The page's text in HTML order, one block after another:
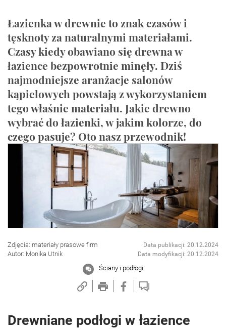
Łazienka w drewnie to znak czasów i
tęsknoty za naturalnymi materiałami.
Czasy kiedy obawiano się drewna w
łazience bezpowrotnie minęły. Dziś
najmodniejsze aranżacje salonów
kąpielowych powstają z wykorzystaniem
tego właśnie materiału. Jakie drewno
wybrać do łazienki, w jakim kolorze, do
czego pasuje? Oto nasz przewodnik!
Zdjęcia: materiały prasowe firm
Autor: Monika Utnik
Data publikacji: 20.12.2024
Data modyfikacji: 20.12.2024
Ściany i podłogi
Drewniane podłogi w łazience